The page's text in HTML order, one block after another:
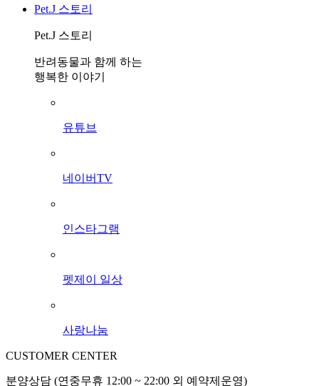
Pet.J 스토리
Pet.J 스토리
반려동물과 함께 하는
행복한 이야기
유튜브
네이버TV
인스타그램
펫제이 일상
사랑나눔
CUSTOMER CENTER
분양상담 (연중무휴 12:00 ~ 22:00 외 예약제운영)